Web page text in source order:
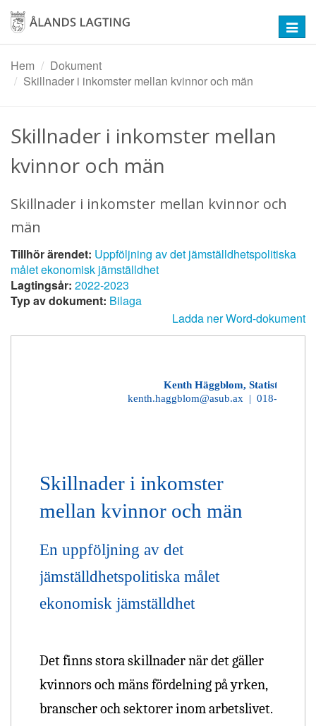
Hoppa
huvudinnehåll
Hem
Dokument
Skillnader i inkomster mellan kvinnor och män
Skillnader i inkomster mellan
kvinnor och män
Skillnader i inkomster mellan kvinnor och
män
Tillhör ärendet: Uppföljning av det jämställdhetspolitiska
målet ekonomisk jämställdhet
Lagtingsår: 2022-2023
Typ av dokument: Bilaga
Ladda ner Word-dokument
Kenth Häggblom, Statistikchef
kenth.haggblom@asub.ax | 018-25497
Skillnader i inkomster
mellan kvinnor och män
En uppföljning av det
jämställdhetspolitiska målet
ekonomisk jämställdhet
Det finns stora skillnader när detgäller
kvinnors och mäns fördelning på yrken,
branscher och sektorer inom arbetslivet.